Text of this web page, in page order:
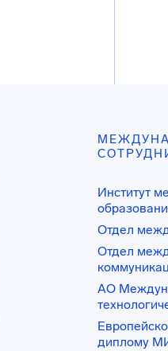
Институт
Отдел
Отдел
АО
диплому